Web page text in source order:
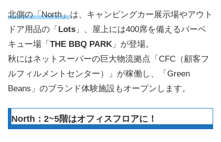
北側の「North」は、キャンピングカー展示場やアウト
ドア用品の「 Lots 」、屋上には400席を備えるバーベ
キュー場「 THE BBQ PARK 」が登場。
秋にはネットスーパーの巨大物流拠点「CFC（顧客フ
ルフィルメントセンター）」が稼働し、「Green
Beans」のブランド体験施設もオープンします。
North：2~5階はオフィスフロアに！